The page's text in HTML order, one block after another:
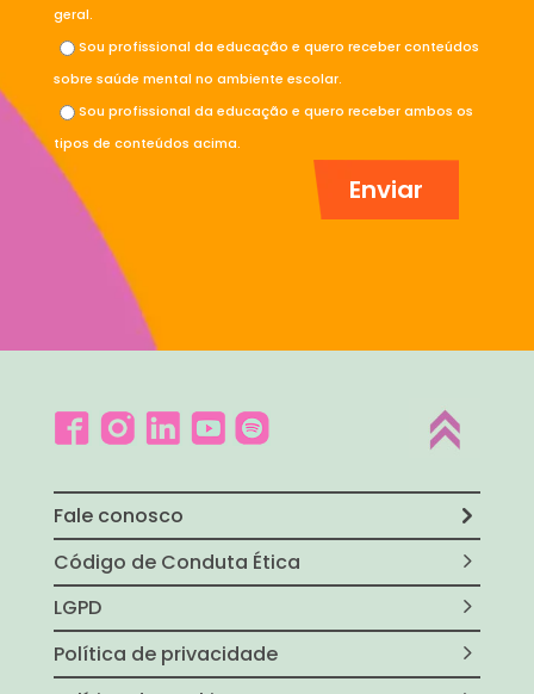
geral.
Sou profissional da educação e quero receber conteúdos
sobre saúde mental no ambiente escolar.
Sou profissional da educação e quero receber ambos os
tipos de conteúdos acima.
Fale conosco
Código de Conduta Ética
LGPD
Política de privacidade